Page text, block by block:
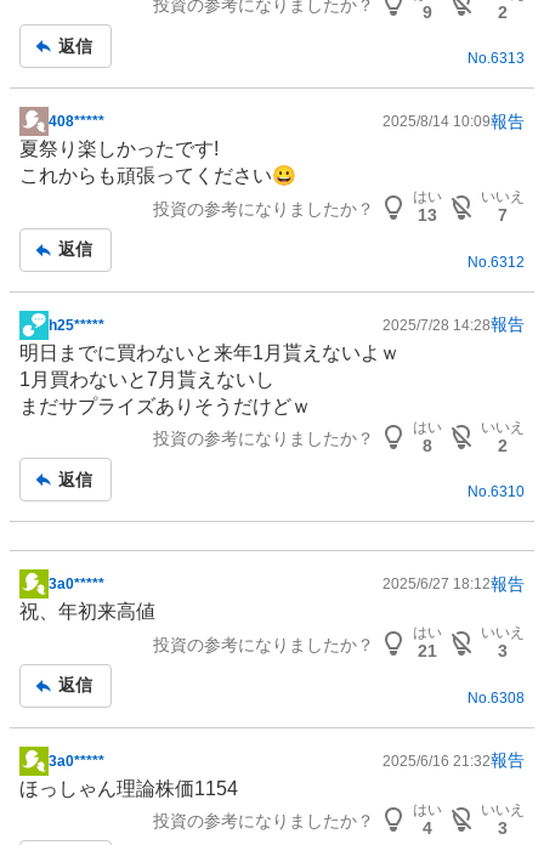
投資の参考になりましたか？ 9
2
返信
No.6313
掲
示
板
408***** 2025/8/14 10:09報告
夏祭り楽しかったです!
これからも頑張ってください😀
投資の参考になりましたか？
はい
13
いいえ
7
返信
No.6312
掲
示
板
記
h25***** 2025/7/28 14:28報告
明日までに買わないと来年1月貰えないよｗ
1月買わないと7月貰えないし
まだサプライズありそうだけどｗ
投資の参考になりましたか？
はい
8
いいえ
2
返信
No.6310
掲
示
事
3a0***** 2025/6/27 18:12報告
祝、年初来高値
投資の参考になりましたか？
はい
21
いいえ
3
返信
No.6308
掲
示
3a0***** 2025/6/16 21:32報告
ほっしゃん理論株価1154
投資の参考になりましたか？
はい
4
いいえ
3